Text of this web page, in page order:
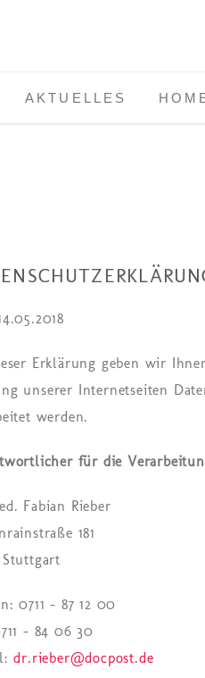
AKTUELLES
Erklärung geben wir
unserer Internetseiten
werden.
für die
Fabian Rieber
181
Stuttgart
0711 – 87 12 00
– 84 06 30
dr.rieber@docpost.de